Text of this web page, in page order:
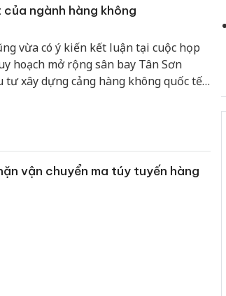
ngành hàng không
vừa có ý kiến kết luận tại cuộc họp
hoạch mở rộng sân bay Tân Sơn
xây dựng cảng hàng không quốc tế
vận chuyển ma túy tuyến hàng
Công an Thanh Hóa